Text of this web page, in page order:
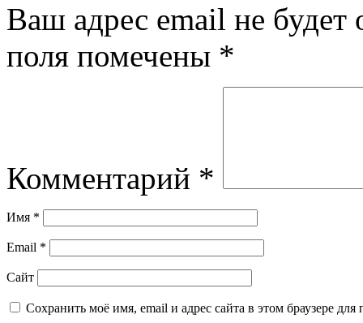
Ваш адрес email не будет
поля помечены *
Комментарий *
Имя *
Email *
Сайт
Сохранить моё имя, email и адрес сайта в этом браузере